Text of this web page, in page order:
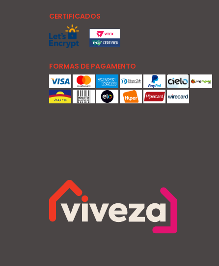
CERTIFICADOS
FORMAS DE PAGAMENTO